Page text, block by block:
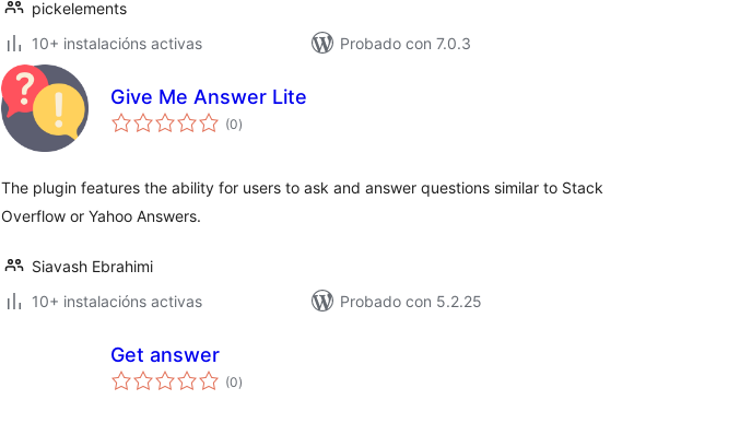
pickelements
10+ instalacións activas
Probado con 7.0.3
Give Me Answer Lite
(0valoracións
totais
)
The plugin features the ability for users to ask and answer questions similar to Stack
Overflow or Yahoo Answers.
Siavash Ebrahimi
10+ instalacións activas
Probado con 5.2.25
Get answer
(0valoracións
totais
)